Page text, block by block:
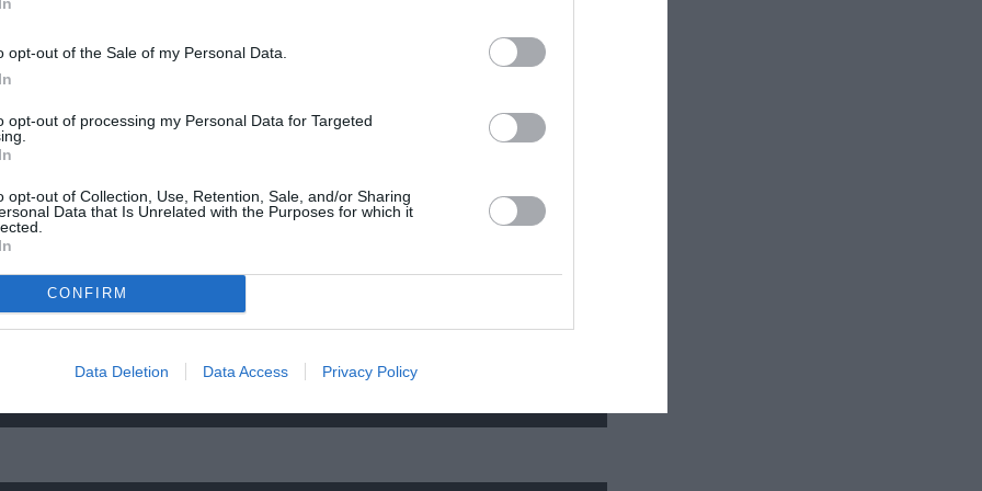
opt-out of the Sale of my Personal Data.
opt-out of processing my Personal Data for Targeted
opt-out of Collection, Use, Retention, Sale, and/or Sharing
Data that Is Unrelated with the Purposes for which it
CONFIRM
Data Deletion Data Access Privacy Policy
Σπύρος Κακατσάκης – Ανακρίνοντας το Σκοτάδι: